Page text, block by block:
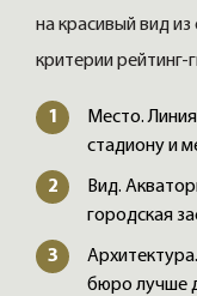
на красивый вид
критерии рейтинг-
Место.
стадиону и
Вид.
городская
бюро лучше